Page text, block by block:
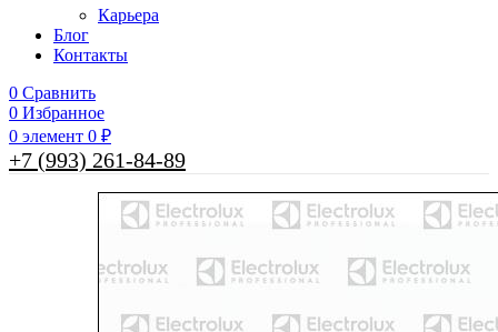
Карьера
Блог
Контакты
0 Сравнить
0 Избранное
0 элемент 0 ₽
+7 (993) 261-84-89